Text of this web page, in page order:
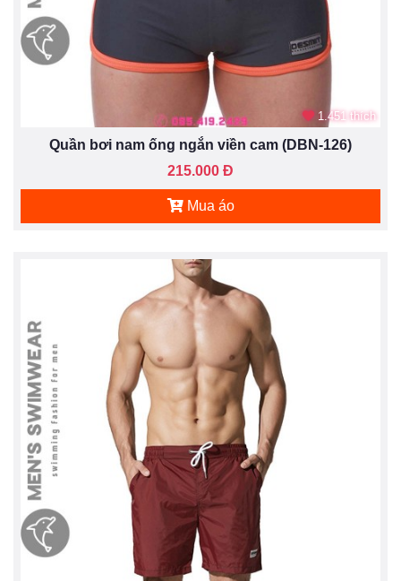
1.451 thích
Quần bơi nam ống ngắn viền cam (DBN-126)
215.000 Đ
Mua áo